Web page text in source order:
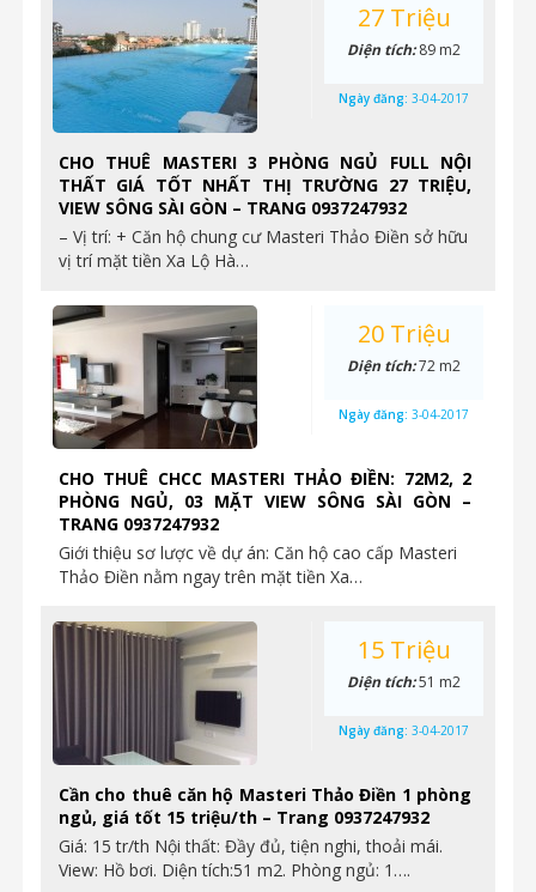
CHO THUÊ MASTERI 3 PHÒNG NGỦ FULL NỘI
THẤT GIÁ TỐT NHẤT THỊ TRƯỜNG 27 TRIỆU,
VIEW SÔNG SÀI GÒN – TRANG 0937247932
– Vị trí: + Căn hộ chung cư Masteri Thảo Điền sở hữu
vị trí mặt tiền Xa Lộ Hà…
27 Triệu
Diện tích:89 m2
Ngày đăng: 3-04-2017
CHO THUÊ CHCC MASTERI THẢO ĐIỀN: 72M2, 2
PHÒNG NGỦ, 03 MẶT VIEW SÔNG SÀI GÒN –
TRANG 0937247932
Giới thiệu sơ lược về dự án: Căn hộ cao cấp Masteri
Thảo Điền nằm ngay trên mặt tiền Xa…
20 Triệu
Diện tích:72 m2
Ngày đăng: 3-04-2017
Cần cho thuê căn hộ Masteri Thảo Điền 1 phòng
ngủ, giá tốt 15 triệu/th – Trang 0937247932
Giá: 15 tr/th Nội thất: Đầy đủ, tiện nghi, thoải mái.
View: Hồ bơi. Diện tích:51 m2. Phòng ngủ: 1….
15 Triệu
Diện tích:51 m2
Ngày đăng: 3-04-2017